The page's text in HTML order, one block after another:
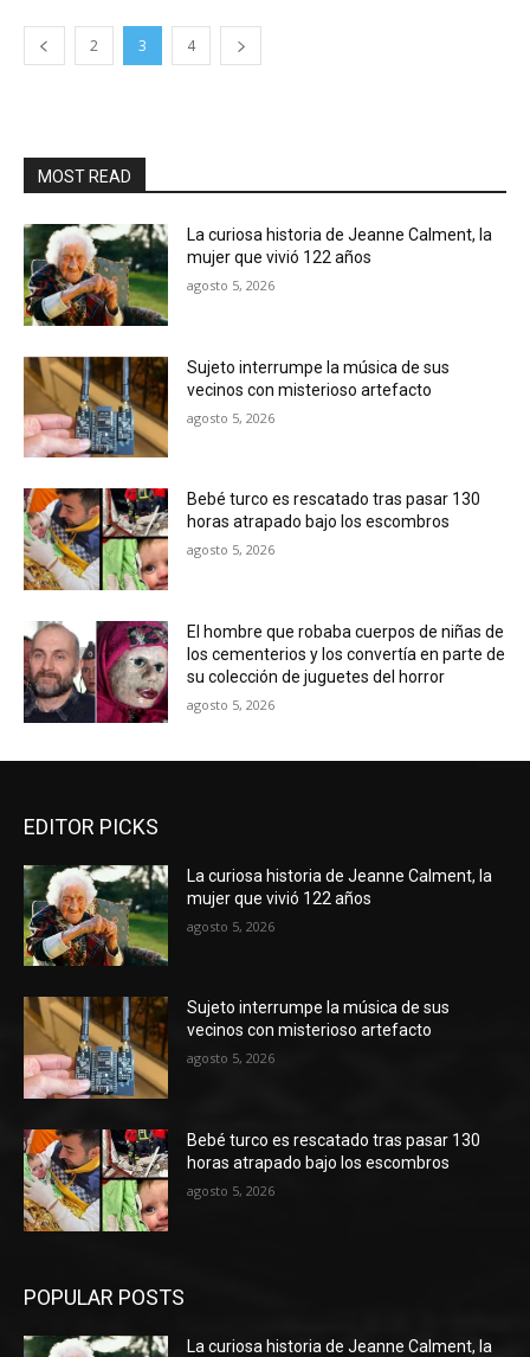
2 3 4
MOST READ
La curiosa historia de Jeanne Calment, la
mujer que vivió 122 años
agosto 5, 2026
Sujeto interrumpe la música de sus
vecinos con misterioso artefacto
agosto 5, 2026
Bebé turco es rescatado tras pasar 130
horas atrapado bajo los escombros
agosto 5, 2026
El hombre que robaba cuerpos de niñas de
los cementerios y los convertía en parte de
su colección de juguetes del horror
agosto 5, 2026
EDITOR PICKS
La curiosa historia de Jeanne Calment, la
mujer que vivió 122 años
agosto 5, 2026
Sujeto interrumpe la música de sus
vecinos con misterioso artefacto
agosto 5, 2026
Bebé turco es rescatado tras pasar 130
horas atrapado bajo los escombros
agosto 5, 2026
POPULAR POSTS
La curiosa historia de Jeanne Calment, la